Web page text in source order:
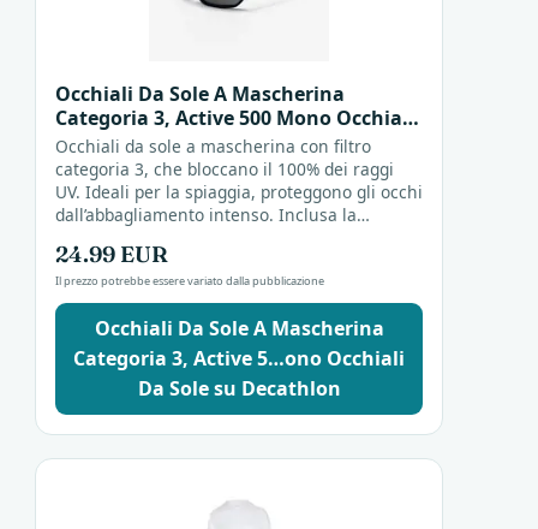
Occhiali Da Sole A Mascherina
Categoria 3, Active 500 Mono Occhiali
Da Sole
Occhiali da sole a mascherina con filtro
categoria 3, che bloccano il 100% dei raggi
UV. Ideali per la spiaggia, proteggono gli occhi
dall’abbagliamento intenso. Inclusa la
indossi.
24.99 EUR
Il prezzo potrebbe essere variato dalla pubblicazione
Occhiali Da Sole A Mascherina
Categoria 3, Active 5…ono Occhiali
Da Sole su Decathlon